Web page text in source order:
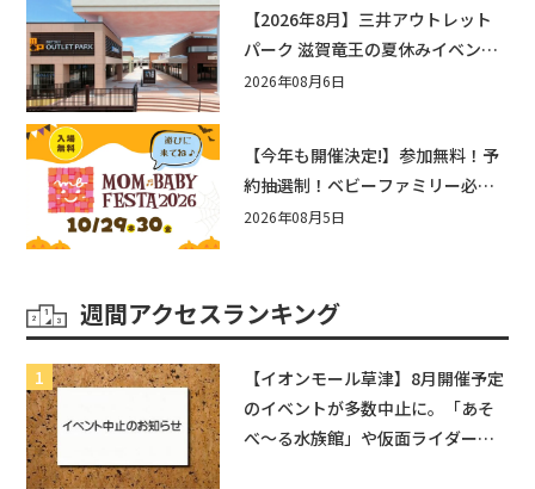
【2026年8月】三井アウトレット
パーク 滋賀竜王の夏休みイベント
まとめ！びしょぬれ水あそび・激
2026年08月6日
【今年も開催決定!】参加無料！予
約抽選制！ベビーファミリー必見
☆入場無料☆10/29(木)30(金)ママ
2026年08月5日
週間アクセスランキング
【イオンモール草津】8月開催予定
のイベントが多数中止に。「あそ
べ〜る水族館」や仮面ライダーシ